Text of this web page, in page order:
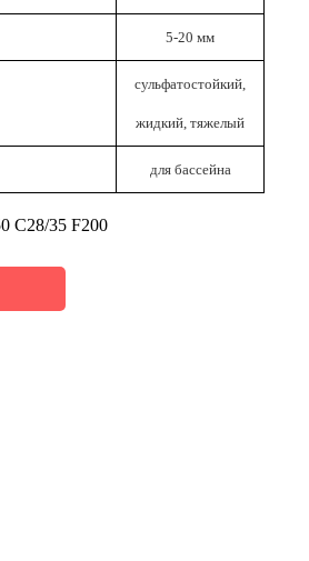
5-20 мм
сульфатостойкий,
жидкий, тяжелый
для бассейна